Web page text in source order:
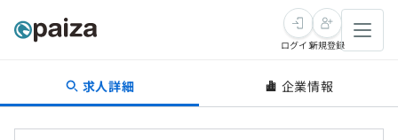
転職・キャリア
ログイン新規登録
求人詳細 企業情報